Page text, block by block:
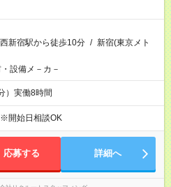
西新宿駅から徒歩10分 / 新宿(東京メト
設備メ－カ－
）実働8時間
開始日相談OK
応募する 詳細へ